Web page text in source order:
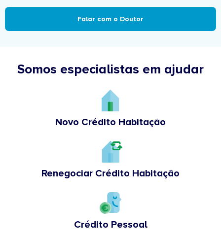
Falar com o Doutor
Somos especialistas em ajudar
Novo Crédito Habitação
Renegociar Crédito Habitação
Crédito Pessoal